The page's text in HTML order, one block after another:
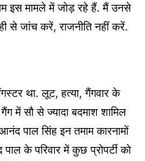
इस मामले में जोड़ रहे हैं. मैं उनसे
से जांच करें, राजनीति नहीं करें.
था. लूट, हत्या, गैंगवार के
में सौ से ज्यादा बदमाश शामिल
पाल सिंह इन तमाम कारनामों
के परिवार में कुछ प्रोपर्टी को